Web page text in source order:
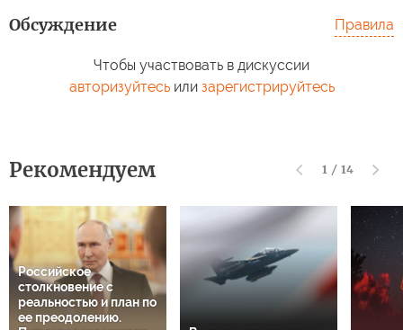
Обсуждение Правила
Чтобы участвовать в дискуссии
авторизуйтесьили зарегистрируйтесь
Рекомендуем 1 / 14
Российское
столкновение с
реальностью и план по
ее преодолению.